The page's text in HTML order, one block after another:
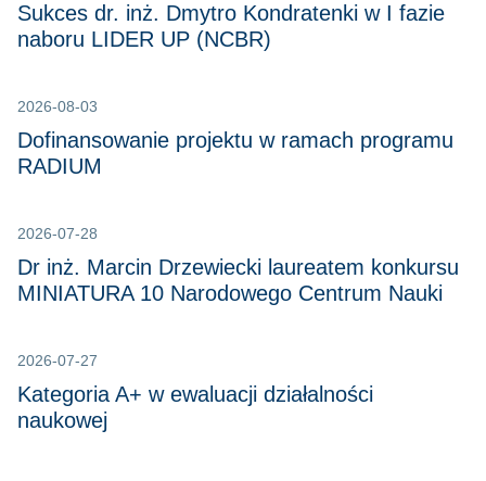
Sukces dr. inż. Dmytro Kondratenki w I fazie
naboru LIDER UP (NCBR)
2026-08-03
Dofinansowanie projektu w ramach programu
RADIUM
2026-07-28
Dr inż. Marcin Drzewiecki laureatem konkursu
MINIATURA 10 Narodowego Centrum Nauki
2026-07-27
Kategoria A+ w ewaluacji działalności
naukowej